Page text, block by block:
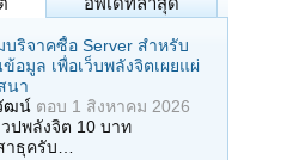
บริจาคซื้อ Server สำหรับ
อมูล เพื่อเว็บพลังจิตเผยแผ่
นา
ฒน์ ตอบ 1 สิงหาคม 2026
ปพลังจิต 10 บาท
าธุครับ…